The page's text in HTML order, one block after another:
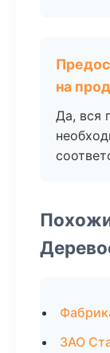
на
Да, вся
ЗАО